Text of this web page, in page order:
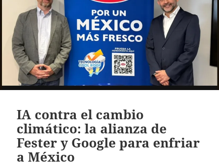
IA contra el cambio
climático: la alianza de
Fester y Google para enfriar
a México